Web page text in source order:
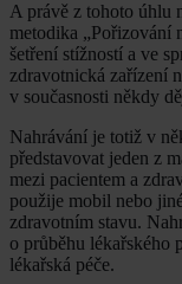
A právě z tohoto úhlu
metodika „Pořizování
šetření stížností a ve
zdravotnická zařízení
v současnosti někdy
Nahrávání je totiž v
představovat jeden z
mezi pacientem a
použije mobil nebo
zdravotním stavu.
o průběhu lékařského
lékařská péče.